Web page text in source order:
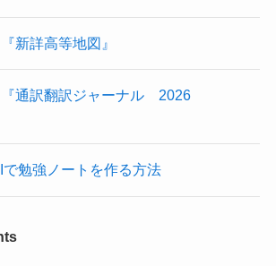
新詳高等地図』
『通訳翻訳ジャーナル 2026
で勉強ノートを作る方法